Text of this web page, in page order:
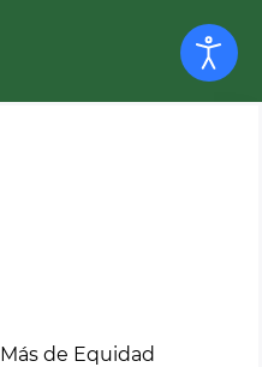
Más de Equidad